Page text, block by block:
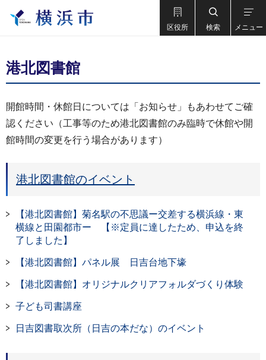
区役所 検索 メニュー
港北図書館
開館時間・休館日については「お知らせ」もあわせてご確
認ください（工事等のため港北図書館のみ臨時で休館や開
館時間の変更を行う場合があります）
港北図書館のイベント
【港北図書館】菊名駅の不思議ー交差する横浜線・東
横線と田園都市ー 【※定員に達したため、申込を終
了しました】
【港北図書館】パネル展 日吉台地下壕
【港北図書館】オリジナルクリアフォルダづくり体験
子ども司書講座
日吉図書取次所（日吉の本だな）のイベント